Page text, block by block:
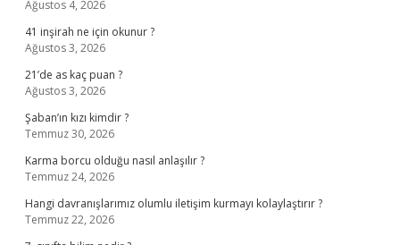
Ağustos 4, 2026
41 inşirah ne için okunur ?
Ağustos 3, 2026
21’de as kaç puan ?
Ağustos 3, 2026
Şaban’ın kızı kimdir ?
Temmuz 30, 2026
Karma borcu olduğu nasıl anlaşılır ?
Temmuz 24, 2026
Hangi davranışlarımız olumlu iletişim kurmayı kolaylaştırır ?
Temmuz 22, 2026